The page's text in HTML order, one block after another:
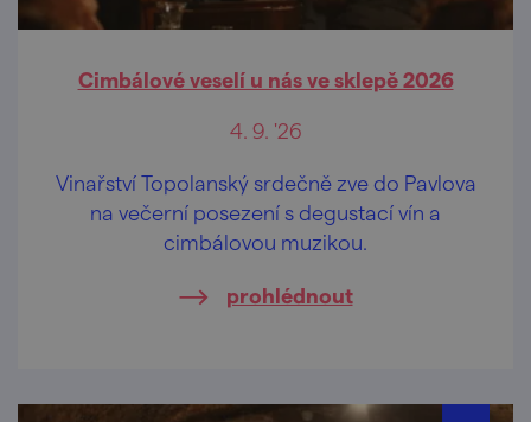
Cimbálové veselí u nás ve sklepě 2026
4. 9. '26
Vinařství Topolanský srdečně zve do Pavlova
na večerní posezení s degustací vín a
cimbálovou muzikou.
prohlédnout